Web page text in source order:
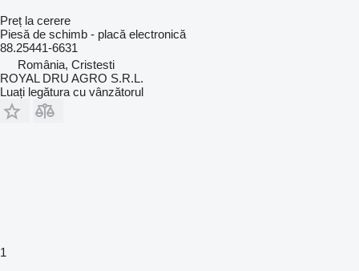
Preț la cerere
Piesă de schimb - placă electronică
88.25441-6631
România, Cristesti
ROYAL DRU AGRO S.R.L.
Luați legătura cu vânzătorul
1